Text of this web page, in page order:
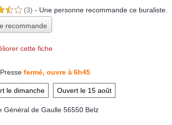
sur 5 (3) - Une personne recommande ce buraliste.
recommande
cette fiche
fermé, ouvre à 6h45
le dimanche Ouvert le 15 août
Général de Gaulle 56550 Belz